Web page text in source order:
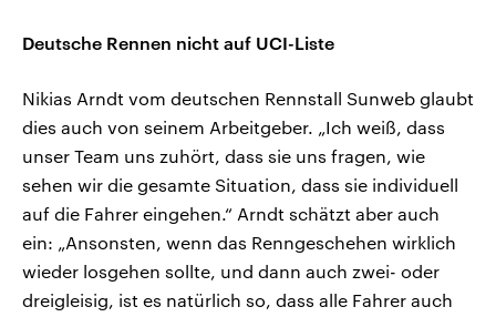
Deutsche Rennen nicht auf UCI-Liste
Nikias Arndt vom deutschen Rennstall Sunweb glaubt
dies auch von seinem Arbeitgeber. „Ich weiß, dass
unser Team uns zuhört, dass sie uns fragen, wie
sehen wir die gesamte Situation, dass sie individuell
auf die Fahrer eingehen.“ Arndt schätzt aber auch
ein: „Ansonsten, wenn das Renngeschehen wirklich
wieder losgehen sollte, und dann auch zwei- oder
dreigleisig, ist es natürlich so, dass alle Fahrer auch